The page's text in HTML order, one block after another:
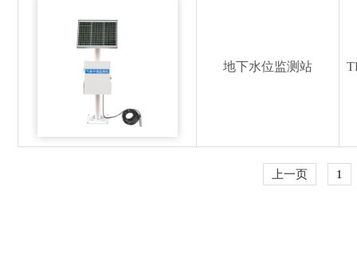
地下水位监测站
上一页 1